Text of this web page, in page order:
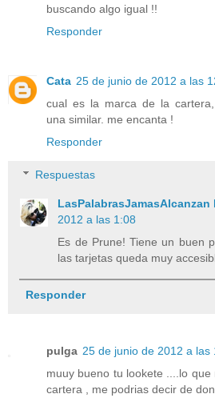
buscando algo igual !!
Responder
Cata 25 de junio de 2012 a las
cual es la marca de la
una similar. me encanta !
Responder
Respuestas
LasPalabrasJamasAlcanzan
2012 a las 1:08
Es de Prune! Tiene un buen
las tarjetas queda muy
Responder
pulga 25 de junio de 2012 a las
muuy bueno tu lookete ....lo
cartera , me podrias decir de